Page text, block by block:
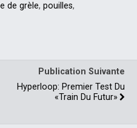
de grèle, pouilles,
Publication Suivante
Hyperloop: Premier Test Du
«train Du Futur»